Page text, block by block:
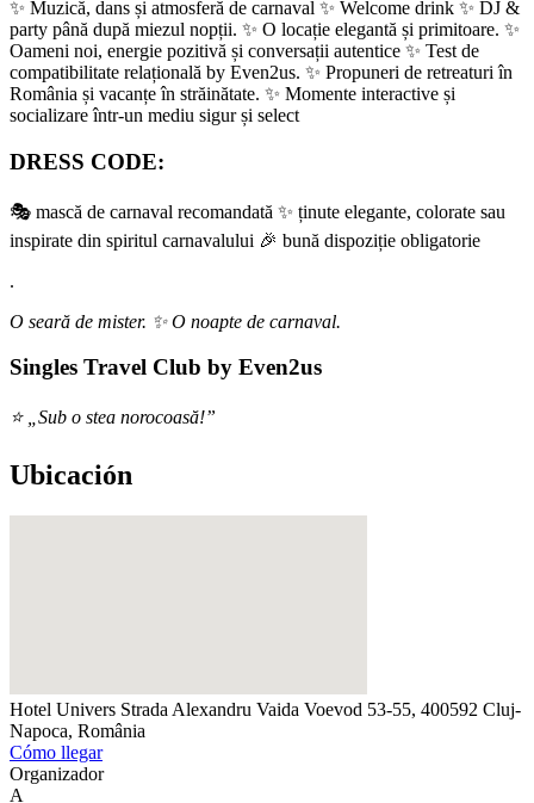
✨ Muzică, dans și atmosferă de carnaval ✨ Welcome drink ✨ DJ &
party până după miezul nopții. ✨ O locație elegantă și primitoare. ✨
Oameni noi, energie pozitivă și conversații autentice ✨ Test de
compatibilitate relațională by Even2us. ✨ Propuneri de retreaturi în
România și vacanțe în străinătate. ✨ Momente interactive și
socializare într-un mediu sigur și select
DRESS CODE:
🎭 mască de carnaval recomandată ✨ ținute elegante, colorate sau
inspirate din spiritul carnavalului 🎉 bună dispoziție obligatorie
.
O seară de mister. ✨ O noapte de carnaval.
Singles Travel Club by Even2us
⭐ „Sub o stea norocoasă!”
Ubicación
Hotel Univers Strada Alexandru Vaida Voevod 53-55, 400592 Cluj-
Napoca, România
Cómo llegar
Organizador
A